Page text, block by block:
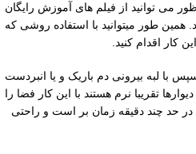
می توانید از فیلم های آموزش رایگان
همین طور میتوانید با استفاده روشی که
کار اقدام کنید.
با لبه بیرونی دم باریک و یا انبردست
تقریبا نرم هستند با این کار فضا را
حد چند دقیقه زمان بر است و راحتی